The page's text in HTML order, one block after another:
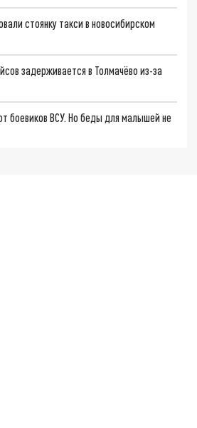
стоянку такси в новосибирском
задерживается в Толмачёво из-за
боевиков ВСУ. Но беды для малышей не